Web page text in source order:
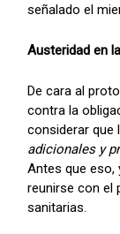
señalado el
Austeridad en
De cara al
contra la
considerar que
adicionales y
Antes que eso,
reunirse con el
sanitarias.